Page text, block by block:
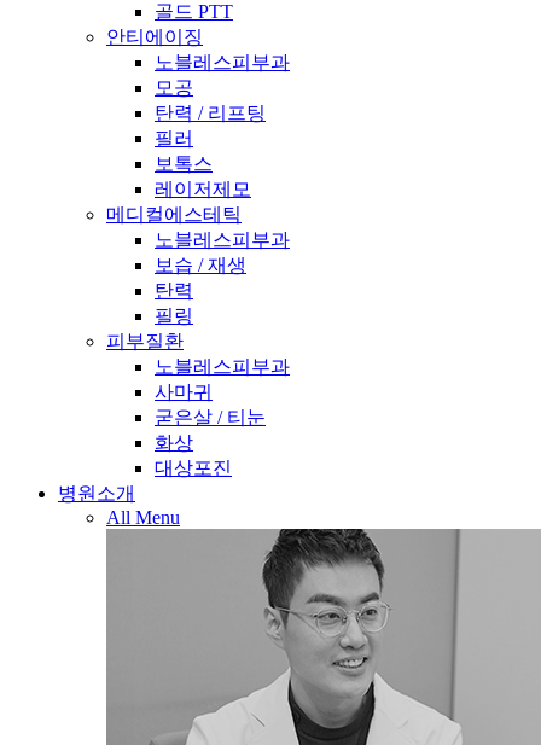
골드 PTT
안티에이징
노블레스피부과
모공
탄력 / 리프팅
필러
보톡스
레이저제모
메디컬에스테틱
노블레스피부과
보습 / 재생
탄력
필링
피부질환
노블레스피부과
사마귀
굳은살 / 티눈
화상
대상포진
병원소개
All Menu